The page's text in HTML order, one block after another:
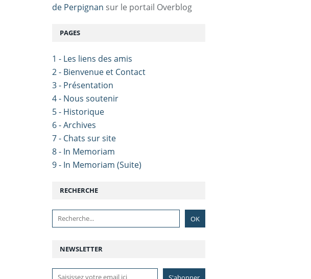
NEWSLETTER
RECHERCHE
de Perpignan sur le portail Overblog
PAGES
1 - Les liens des amis
2 - Bienvenue et Contact
3 - Présentation
4 - Nous soutenir
5 - Historique
6 - Archives
7 - Chats sur site
8 - In Memoriam
9 - In Memoriam (Suite)